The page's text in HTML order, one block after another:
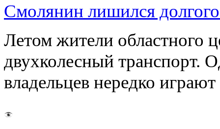
Смолянин лишился
Летом жители областного
двухколесный транспорт.
владельцев нередко